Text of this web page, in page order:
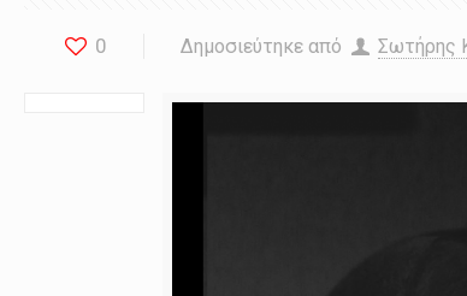
0 Δημοσιεύτηκε από Σωτήρης